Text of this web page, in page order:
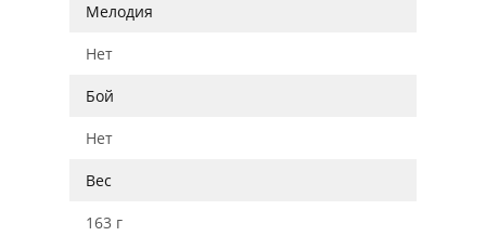
Мелодия
Нет
Бой
Нет
Вес
163 г